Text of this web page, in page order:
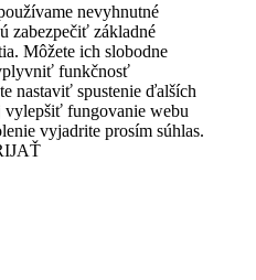
nevyhnutné
zabezpečiť základné
Môžete ich slobodne
funkčnosť
nastaviť spustenie ďalších
vylepšiť fungovanie webu
vyjadrite prosím súhlas.